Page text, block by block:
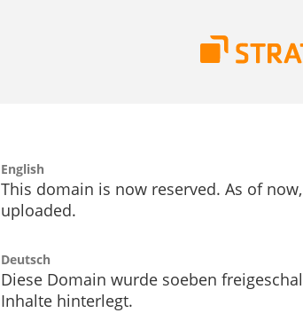
English
This domain is now reserved. As of
uploaded.
Deutsch
Diese Domain wurde soeben
Inhalte hinterlegt.